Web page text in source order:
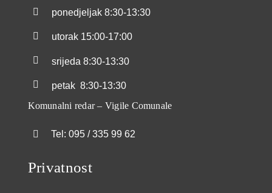
ponedjeljak 8:30-13:30
utorak 15:00-17:00
srijeda 8:30-13:30
petak 8:30-13:30
Komunalni redar – Vigile Comunale
Tel: 095 / 335 99 62
Privatnost